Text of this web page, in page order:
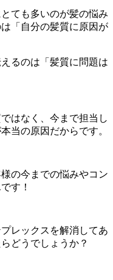
ても多いのが髪の悩み
「自分の髪質に原因が
るのは「髪質に問題は
はなく、今まで担当し
当の原因だからです。
の今までの悩みやコン
す！
レックスを解消してあ
どうでしょうか？